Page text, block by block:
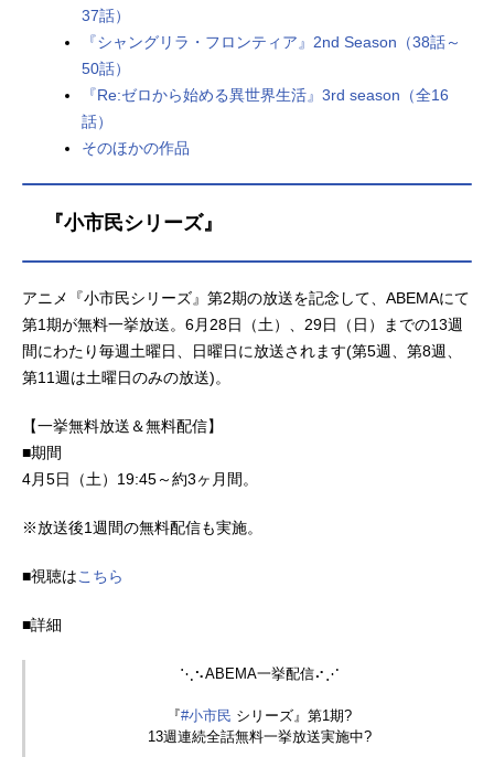
37話）
『シャングリラ・フロンティア』2nd Season（38話～
50話）
『Re:ゼロから始める異世界生活』3rd season（全16
話）
そのほかの作品
『小市民シリーズ』
アニメ『小市民シリーズ』第2期の放送を記念して、ABEMAにて
第1期が無料一挙放送。6月28日（土）、29日（日）までの13週
間にわたり毎週土曜日、日曜日に放送されます(第5週、第8週、
第11週は土曜日のみの放送)。
【一挙無料放送＆無料配信】
■期間
4月5日（土）19:45～約3ヶ月間。
※放送後1週間の無料配信も実施。
■視聴はこちら
■詳細
⋱⠢ABEMA一挙配信⠔⋰
『#小市民 シリーズ』第1期?
13週連続全話無料一挙放送実施中?